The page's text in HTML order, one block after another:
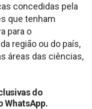
concedidas pela
que tenham
para o
região ou do país,
áreas das ciências,
do
WhatsApp.